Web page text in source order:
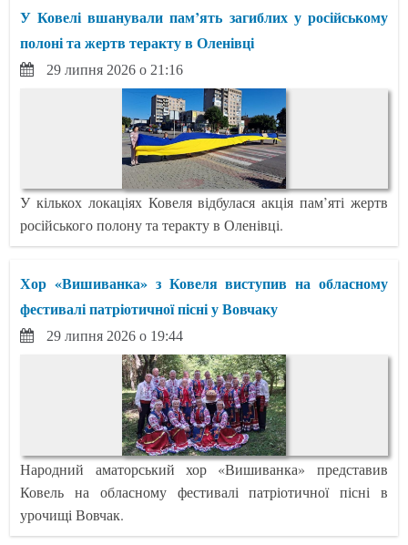
У Ковелі вшанували пам’ять загиблих у російському
полоні та жертв теракту в Оленівці
29 липня 2026 о 21:16
У кількох локаціях Ковеля відбулася акція пам’яті жертв
російського полону та теракту в Оленівці.
Хор «Вишиванка» з Ковеля виступив на обласному
фестивалі патріотичної пісні у Вовчаку
29 липня 2026 о 19:44
Народний аматорський хор «Вишиванка» представив
Ковель на обласному фестивалі патріотичної пісні в
урочищі Вовчак.